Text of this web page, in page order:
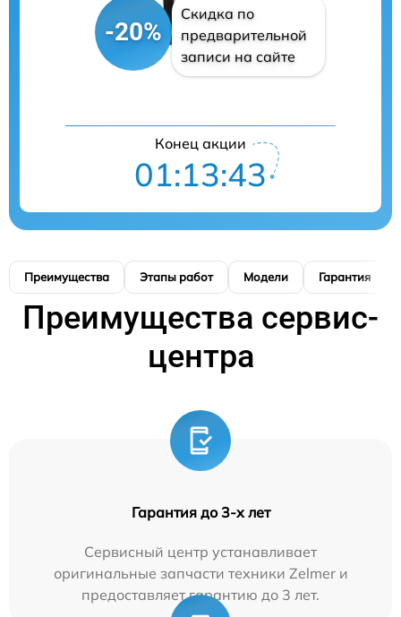
-20%
Скидка по
предварительной
записи на сайте
Конец акции
01:13:42
Преимущества Этапы работ Модели Гарантия
Преимущества сервис-
центра
Гарантия до 3-х лет
Сервисный центр устанавливает
оригинальные запчасти техники Zelmer и
предоставляет гарантию до 3 лет.